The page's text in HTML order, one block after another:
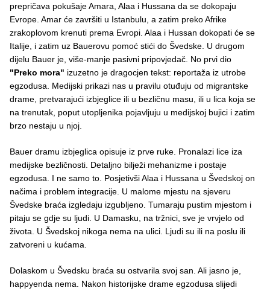
prepričava pokušaje Amara, Alaa i Hussana da se dokopaju
Evrope. Amar će završiti u Istanbulu, a zatim preko Afrike
zrakoplovom krenuti prema Evropi. Alaa i Hussan dokopati će se
Italije, i zatim uz Bauerovu pomoć stići do Švedske. U drugom
dijelu Bauer je, više-manje pasivni pripovjedač. No prvi dio
"Preko mora" izuzetno je dragocjen tekst: reportaža iz utrobe
egzodusa. Medijski prikazi nas u pravilu otuđuju od migrantske
drame, pretvarajući izbjeglice ili u bezličnu masu, ili u lica koja se
na trenutak, poput utopljenika pojavljuju u medijskoj bujici i zatim
brzo nestaju u njoj.
Bauer dramu izbjeglica opisuje iz prve ruke. Pronalazi lice iza
medijske bezličnosti. Detaljno bilježi mehanizme i postaje
egzodusa. I ne samo to. Posjetivši Alaa i Hussana u Švedskoj on
načima i problem integracije. U malome mjestu na sjeveru
Švedske braća izgledaju izgubljeno. Tumaraju pustim mjestom i
pitaju se gdje su ljudi. U Damasku, na tržnici, sve je vrvjelo od
života. U Švedskoj nikoga nema na ulici. Ljudi su ili na poslu ili
zatvoreni u kućama.
Dolaskom u Švedsku braća su ostvarila svoj san. Ali jasno je,
happyenda nema. Nakon historijske drame egzodusa slijedi